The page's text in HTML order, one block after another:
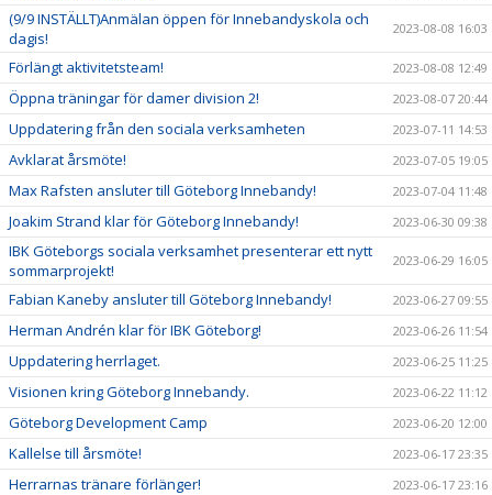
(9/9 INSTÄLLT)Anmälan öppen för Innebandyskola och
dagis!
2023-08-08 16:03
Förlängt aktivitetsteam! 2023-08-08 12:49
Öppna träningar för damer division 2! 2023-08-07 20:44
Uppdatering från den sociala verksamheten 2023-07-11 14:53
Avklarat årsmöte! 2023-07-05 19:05
Max Rafsten ansluter till Göteborg Innebandy! 2023-07-04 11:48
Joakim Strand klar för Göteborg Innebandy! 2023-06-30 09:38
IBK Göteborgs sociala verksamhet presenterar ett nytt
sommarprojekt!
2023-06-29 16:05
Fabian Kaneby ansluter till Göteborg Innebandy! 2023-06-27 09:55
Herman Andrén klar för IBK Göteborg! 2023-06-26 11:54
Uppdatering herrlaget. 2023-06-25 11:25
Visionen kring Göteborg Innebandy. 2023-06-22 11:12
Göteborg Development Camp 2023-06-20 12:00
Kallelse till årsmöte! 2023-06-17 23:35
Herrarnas tränare förlänger! 2023-06-17 23:16